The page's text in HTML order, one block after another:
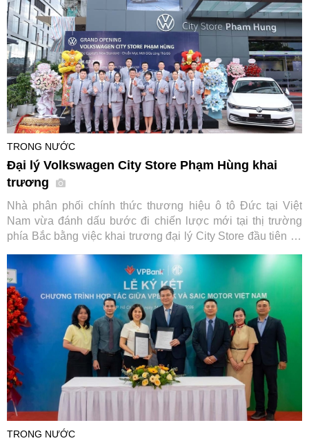
TRONG NƯỚC
Đại lý Volkswagen City Store Phạm Hùng khai
trương
Nhà phân phối chính thức thương hiệu ô tô Đức tại Việt
Nam vừa đánh dấu bước đi chiến lược mới tại thị trường
phía Bắc bằng việc khai trương đại lý City Store đầu tiên tại
dụng cho loạt dòng xe chủ lực.
TRONG NƯỚC